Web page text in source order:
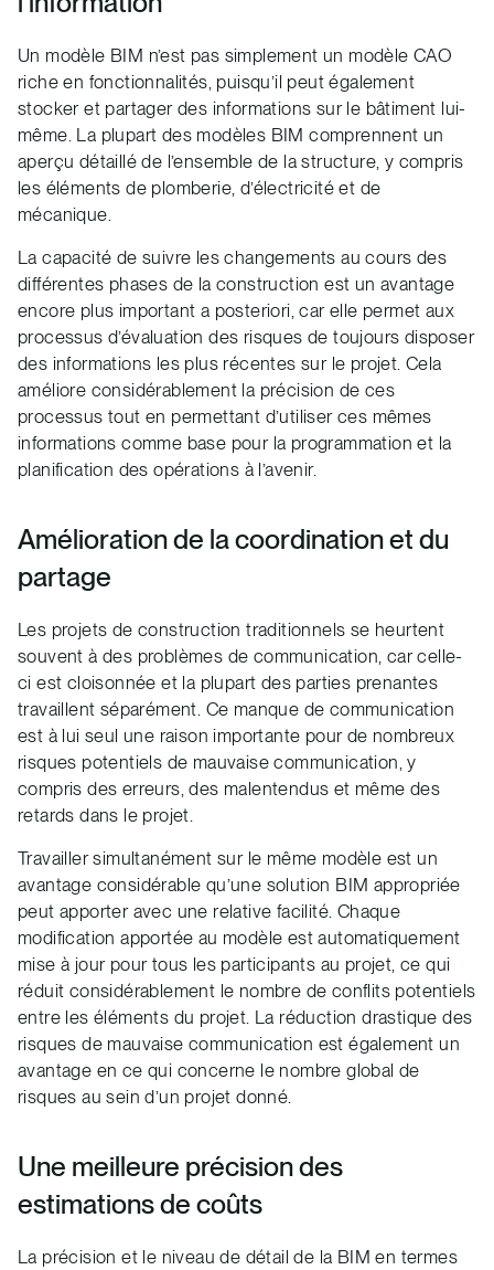
Un modèle BIM n’est pas simplement un modèle CAO
riche en fonctionnalités, puisqu’il peut également
stocker et partager des informations sur le bâtiment lui-
même. La plupart des modèles BIM comprennent un
aperçu détaillé de l’ensemble de la structure, y compris
les éléments de plomberie, d’électricité et de
mécanique.
La capacité de suivre les changements au cours des
différentes phases de la construction est un avantage
encore plus important a posteriori, car elle permet aux
processus d’évaluation des risques de toujours disposer
des informations les plus récentes sur le projet. Cela
améliore considérablement la précision de ces
processus tout en permettant d’utiliser ces mêmes
informations comme base pour la programmation et la
planification des opérations à l’avenir.
Amélioration de la coordination et du
partage
Les projets de construction traditionnels se heurtent
souvent à des problèmes de communication, car celle-
ci est cloisonnée et la plupart des parties prenantes
travaillent séparément. Ce manque de communication
est à lui seul une raison importante pour de nombreux
risques potentiels de mauvaise communication, y
compris des erreurs, des malentendus et même des
retards dans le projet.
Travailler simultanément sur le même modèle est un
avantage considérable qu’une solution BIM appropriée
peut apporter avec une relative facilité. Chaque
modification apportée au modèle est automatiquement
mise à jour pour tous les participants au projet, ce qui
réduit considérablement le nombre de conflits potentiels
entre les éléments du projet. La réduction drastique des
risques de mauvaise communication est également un
avantage en ce qui concerne le nombre global de
risques au sein d’un projet donné.
Une meilleure précision des
estimations de coûts
La précision et le niveau de détail de la BIM en termes